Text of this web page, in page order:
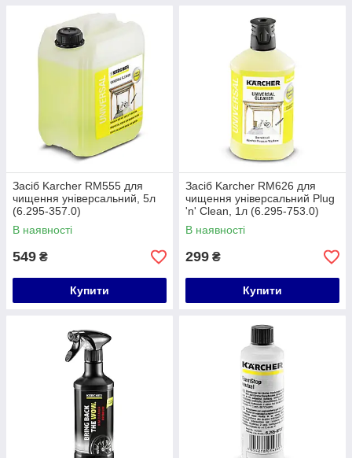
Засіб Karcher RM555 для
чищення універсальний, 5л
(6.295-357.0)
В наявності
549 ₴
Купити
Засіб Karcher RM626 для
чищення універсальний Plug
'n' Clean, 1л (6.295-753.0)
В наявності
299 ₴
Купити